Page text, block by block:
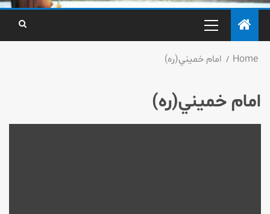
Home امام خميني(ره)
امام خميني(ره)